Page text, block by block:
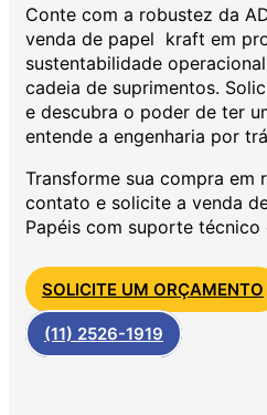
Conte com a robustez da
venda de papel kraft em
sustentabilidade
cadeia de suprimentos.
e descubra o poder de ter
entende a engenharia por
Transforme sua compra em
contato e solicite a venda
Papéis com suporte técnico
SOLICITE UM ORÇAMENTO
(11) 2526-1919